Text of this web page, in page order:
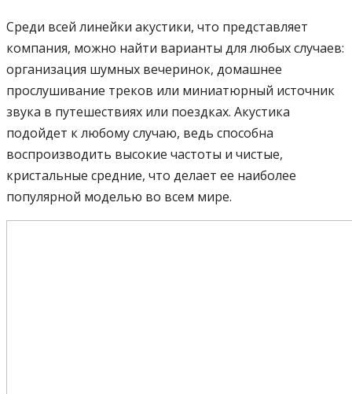
Среди всей линейки акустики, что представляет
компания, можно найти варианты для любых случаев:
организация шумных вечеринок, домашнее
прослушивание треков или миниатюрный источник
звука в путешествиях или поездках. Акустика
подойдет к любому случаю, ведь способна
воспроизводить высокие частоты и чистые,
кристальные средние, что делает ее наиболее
популярной моделью во всем мире.